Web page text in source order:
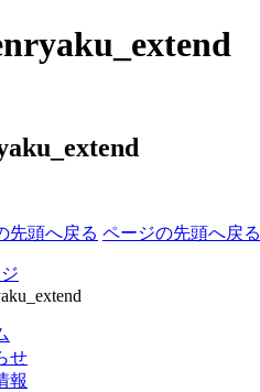
先頭へ戻る ページの先頭へ戻る
せ
報